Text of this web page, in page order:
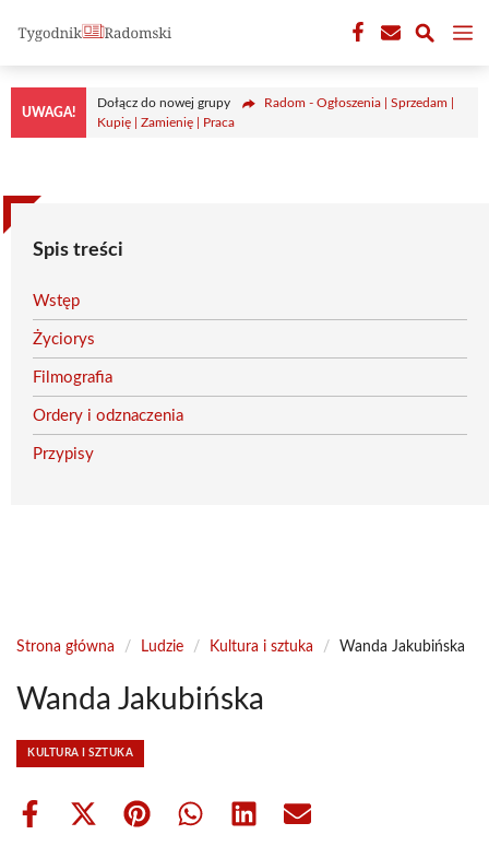
treści
UWAGA!
Dołącz do nowej grupy
Radom - Ogłoszenia | Sprzedam |
Kupię | Zamienię | Praca
Spis treści
Wstęp
Życiorys
Filmografia
Ordery i odznaczenia
Przypisy
Strona główna / Ludzie / Kultura i sztuka / Wanda Jakubińska
Wanda Jakubińska
KULTURA I SZTUKA
Share
Share Share Share Share Share